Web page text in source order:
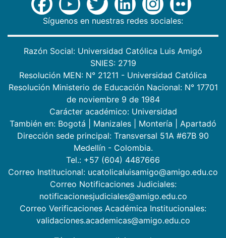
Síguenos en nuestras redes sociales:
Razón Social: Universidad Católica Luis Amigó
SNIES: 2719
Resolución MEN: N° 21211 - Universidad Católica
Resolución Ministerio de Educación Nacional: N° 17701
de noviembre 9 de 1984
Carácter académico: Universidad
También en: Bogotá Manizales Montería
Apartadó
Dirección sede principal: Transversal 51A #67B 90
Medellín - Colombia.
Tel.: +57 (604) 4487666
Correo Institucional: ucatolicaluisamigo@amigo.edu.co
Correo Notificaciones Judiciales:
notificacionesjudiciales@amigo.edu.co
Correo Verificaciones Académica Institucionales:
validaciones.academicas@amigo.edu.co